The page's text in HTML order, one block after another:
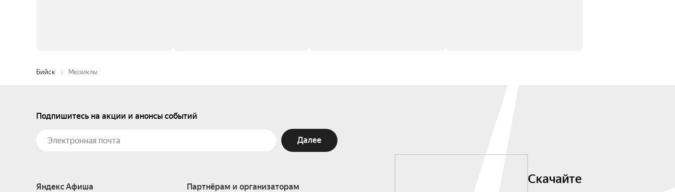
Бийск Мюзиклы
Подпишитесь на акции и анонсы событий
Далее
Яндекс Афиша Партнёрам и организаторам
Скачайте